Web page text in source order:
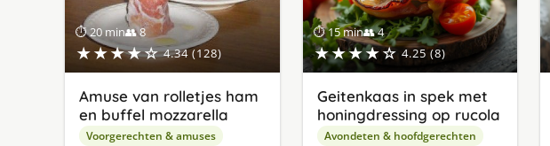
⏱ 20 min👥 8
★★★★☆ 4.34 (128)
Amuse van rolletjes ham
en buffel mozzarella
Voorgerechten & amuses
⏱ 15 min👥 4
★★★★☆ 4.25 (8)
Geitenkaas in spek met
honingdressing op rucola
Avondeten & hoofdgerechten